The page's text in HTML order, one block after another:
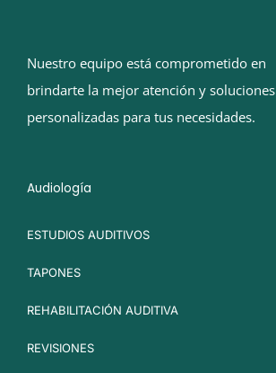
Nuestro equipo está comprometido en
brindarte la mejor atención y soluciones
personalizadas para tus necesidades.
Audiología
ESTUDIOS AUDITIVOS
TAPONES
REHABILITACIÓN AUDITIVA
REVISIONES